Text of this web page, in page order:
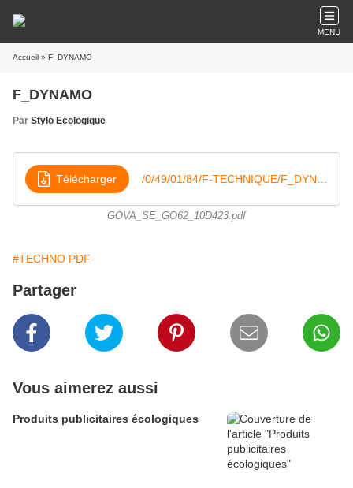
MENU
Accueil » F_DYNAMO
F_DYNAMO
Par Stylo Ecologique
Télécharger
GOVA_SE_GO62_10D423.pdf
#TECHNO PDF
Partager
Vous aimerez aussi
Produits publicitaires écologiques